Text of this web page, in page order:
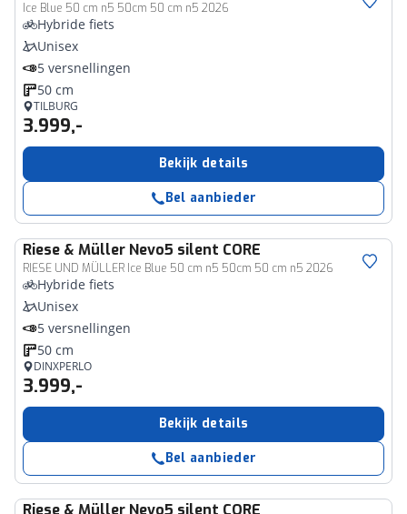
Ice Blue 50 cm n5 50cm 50 cm n5 2026
Hybride fiets
Unisex
5 versnellingen
50 cm
TILBURG
3.999,-
Bekijk details
Bel aanbieder
Riese & Müller Nevo5 silent CORE
RIESE UND MÜLLER Ice Blue 50 cm n5 50cm 50 cm n5 2026
Hybride fiets
Unisex
5 versnellingen
50 cm
DINXPERLO
3.999,-
Bekijk details
Bel aanbieder
Riese & Müller Nevo5 silent CORE